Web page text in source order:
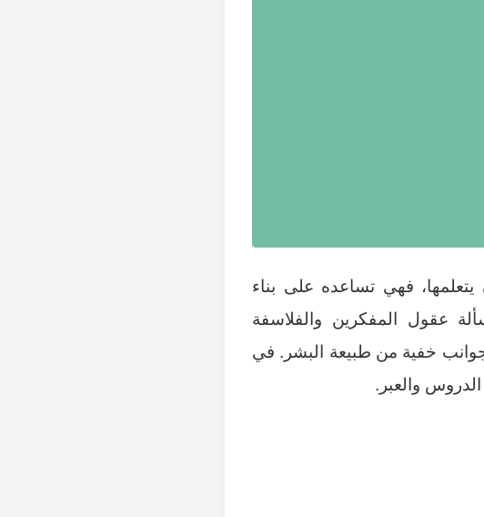
فهي تساعده على بناء
عقول المفكرين والفلاسفة
جوانب خفية من طبيعة البشر. في
والعبر.